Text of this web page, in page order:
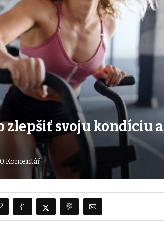
zlepšiť svoju kondíciu a
0 Komentář